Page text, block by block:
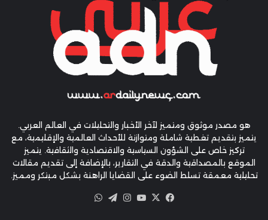
هو مصدر موثوق ومتميز لآخر الأخبار والتحليلات في العالم العربي.
يتميز بتقديم تغطية شاملة ومتوازنة للأحداث العالمية والإقليمية، مع
تركيز خاص على الشؤون السياسية والاقتصادية والثقافية. يتميز
الموقع بالمصداقية والدقة في التقارير، بالإضافة إلى تقديم مقالات
تحليلية معمقة تسلط الضوء على القضايا الراهنة بشكل مبتكر ومميز.
فيسبوك
X يوتيوبانستقرام
تيلقرام